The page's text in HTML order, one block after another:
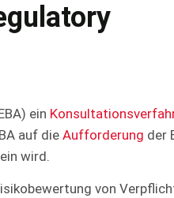
ein
auf die Aufforderung der
wird.
von